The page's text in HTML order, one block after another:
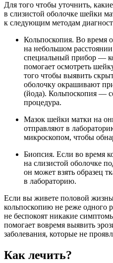
Для того чтобы уточнить,
в слизистой оболочке шейки
к следующим методам
Кольпоскопия. Во время
на небольшом
специальный прибор —
помогает осмотреть
того чтобы выявить
оболочку окрашивают
(йода). Кольпоскопия —
процедура.
Мазок шейки матки на
отправляют в
микроскопом, чтобы
Биопсия. Если во время
на слизистой оболочке
он может взять образец
в лабораторию.
Если вы живете половой
кольпоскопию не реже одного
не беспокоят никакие
помогает вовремя выявить
заболевания, которые не
Как лечить?